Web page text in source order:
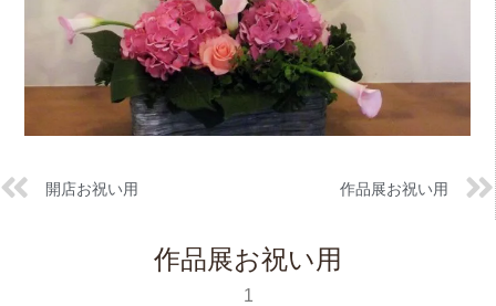
開店お祝い用 作品展お祝い用
作品展お祝い用
1